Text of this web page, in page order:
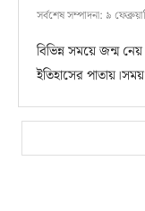
সর্বশেষ সম্পাদনা: ৯
বিভিন্ন সময়ে জন্ম
ইতিহাসের